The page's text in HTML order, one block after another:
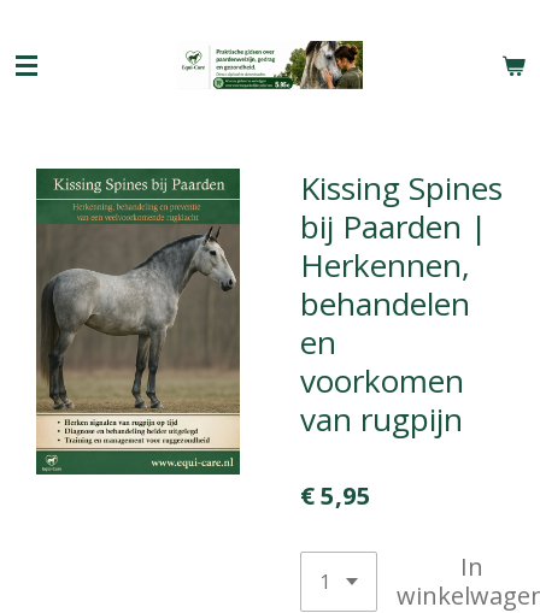
direct
naar
Kissing Spines
bij Paarden |
Herkennen,
behandelen
en
voorkomen
van rugpijn
€ 5,95
In